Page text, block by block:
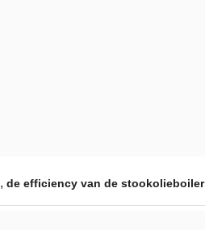
, de efficiency van de stookolieboiler